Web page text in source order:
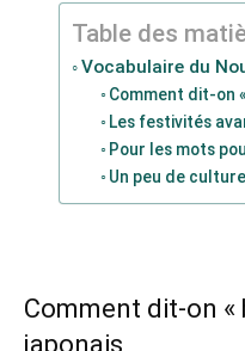
Table des
Vocabulaire du
Comment dit-on
Les festivités
Pour les mots
Un peu de culture
Comment dit-on «
japonais